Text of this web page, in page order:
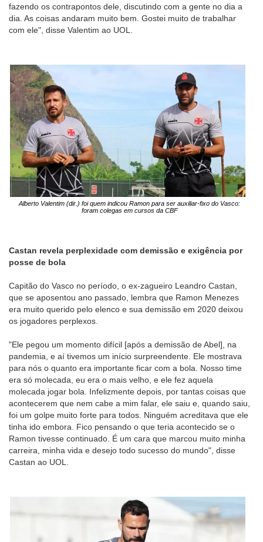
fazendo os contrapontos dele, discutindo com a gente no dia a
dia. As coisas andaram muito bem. Gostei muito de trabalhar
com ele", disse Valentim ao UOL.
Alberto Valentim (dir.) foi quem indicou Ramon para ser auxiliar-fixo do Vasco:
foram colegas em cursos da CBF
Castan revela perplexidade com demissão e exigência por
posse de bola
Capitão do Vasco no período, o ex-zagueiro Leandro Castan,
que se aposentou ano passado, lembra que Ramon Menezes
era muito querido pelo elenco e sua demissão em 2020 deixou
os jogadores perplexos.
"Ele pegou um momento difícil [após a demissão de Abel], na
pandemia, e aí tivemos um início surpreendente. Ele mostrava
para nós o quanto era importante ficar com a bola. Nosso time
era só molecada, eu era o mais velho, e ele fez aquela
molecada jogar bola. Infelizmente depois, por tantas coisas que
acontecerem que nem cabe a mim falar, ele saiu e, quando saiu,
foi um golpe muito forte para todos. Ninguém acreditava que ele
tinha ido embora. Fico pensando o que teria acontecido se o
Ramon tivesse continuado. É um cara que marcou muito minha
carreira, minha vida e desejo todo sucesso do mundo", disse
Castan ao UOL.